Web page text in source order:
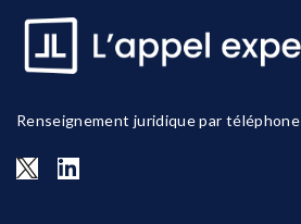
Renseignement juridique par téléphone